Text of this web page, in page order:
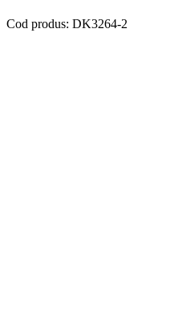
Cod produs: DK3264-2